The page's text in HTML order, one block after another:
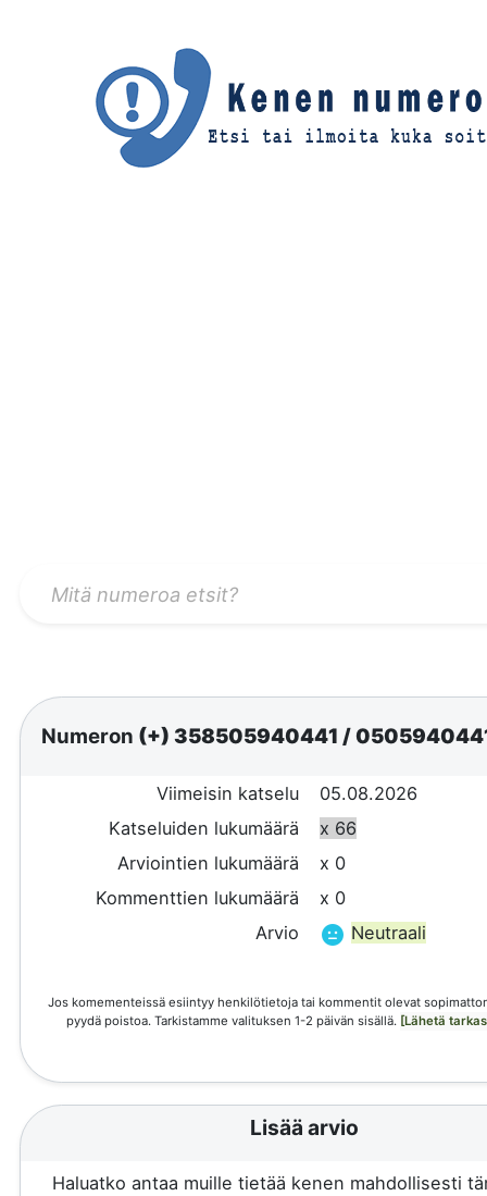
Numeron (+) 358505940441/
Viimeisin katselu
05.08.2026
Katseluiden lukumäärä
x 66
Arviointien lukumäärä
x 0
Kommenttien lukumäärä
x 0
Arvio
Neutraali
Jos komementeissä esiintyy henkilötietoja tai kommentit olevat
pyydä poistoa. Tarkistamme valituksen 1-2 päivän sisällä. [Lähetä
Lisää arvio
Haluatko antaa muille tietää kenen mahdollisesti